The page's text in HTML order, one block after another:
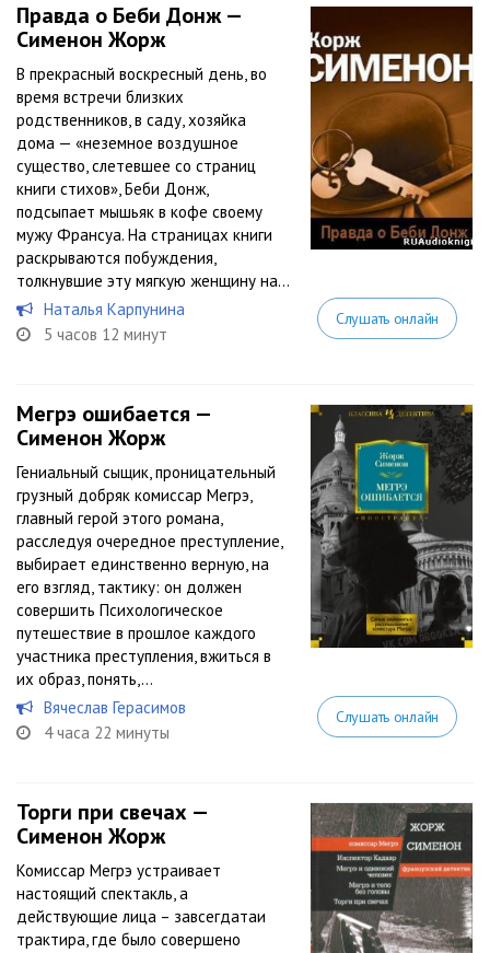
Правда о Беби Донж —
Сименон Жорж
В прекрасный воскресный день, во
время встречи близких
родственников, в саду, хозяйка
дома — «неземное воздушное
существо, слетевшее со страниц
книги стихов», Беби Донж,
подсыпает мышьяк в кофе своему
мужу Франсуа. На страницах книги
раскрываются побуждения,
толкнувшие эту мягкую женщину на...
Наталья Карпунина
5 часов 12 минут
Слушать онлайн
Мегрэ ошибается —
Сименон Жорж
Гениальный сыщик, проницательный
грузный добряк комиссар Мегрэ,
главный герой этого романа,
расследуя очередное преступление,
выбирает единственно верную, на
его взгляд, тактику: он должен
совершить Психологическое
путешествие в прошлое каждого
участника преступления, вжиться в
их образ, понять,...
Вячеслав Герасимов
4 часа 22 минуты
Слушать онлайн
Торги при свечах —
Сименон Жорж
Комиссар Мегрэ устраивает
настоящий спектакль, а
действующие лица – завсегдатаи
трактира, где было совершено